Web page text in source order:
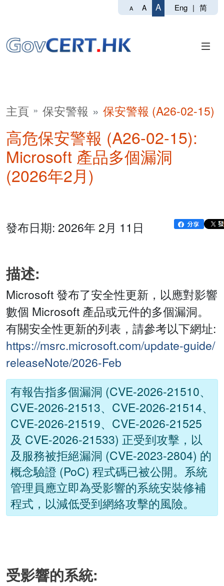
A A A Eng | 简
主頁 保安警報 保安警報 (A26-02-15)
高危保安警報 (A26-02-15):
Microsoft 產品多個漏洞
(2026年2月)
發布日期: 2026年 2月 11日
描述:
Microsoft 發布了安全性更新，以應對影響
數個 Microsoft 產品或元件的多個漏洞。
有關安全性更新的列表，請參考以下網址:
https://msrc.microsoft.com/update-guide/
releaseNote/2026-Feb
有報告指多個漏洞 (CVE-2026-21510、
CVE-2026-21513、CVE-2026-21514、
CVE-2026-21519、CVE-2026-21525
及 CVE-2026-21533) 正受到攻擊，以
及服務被拒絕漏洞 (CVE-2023-2804) 的
概念驗證 (PoC) 程式碼已被公開。系統
管理員應立即為受影響的系統安裝修補
程式，以減低受到網絡攻擊的風險。
受影響的系統: